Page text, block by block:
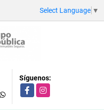
Select Language ▼
Síguenos:
FacebookInstagram